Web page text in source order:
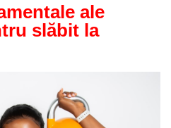
ale
slăbit la